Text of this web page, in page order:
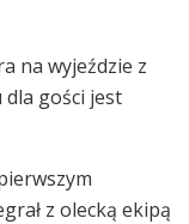
na wyjeździe z
dla gości jest
z olecką ekipą